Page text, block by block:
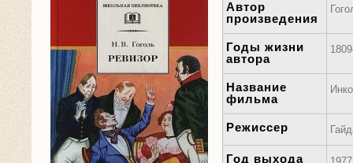
Автор
произведения
Годы жизни
автора
Название
фильма
Режиссер
Год выхода